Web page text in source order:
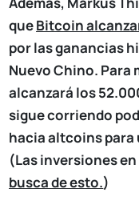
queBitcoin
por las ganancias
Nuevo Chino. Para
alcanzará los
sigue corriendo
hacia altcoins para
(Las inversiones en
busca de esto.)